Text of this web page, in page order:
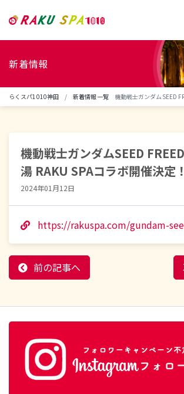
新着情報
らくスパ1010神田 新着情報一覧 機動戦士ガンダムSEED
機動戦士ガンダムSEED
湯 RAKU SPAコラボ開催決定！
2024年01月12日
https://rakuspa.com/gundam-
前の記事へ